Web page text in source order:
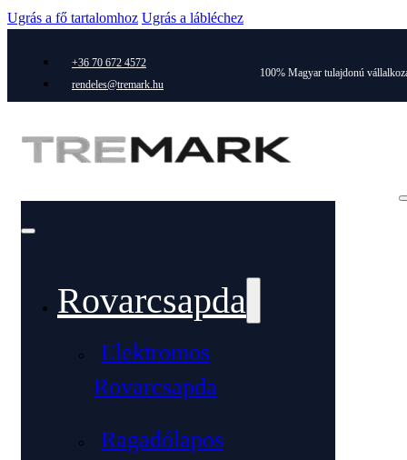
Ugrás a fő tartalomhoz Ugrás a lábléchez
+36 70 672 4572
rendeles@tremark.hu
100% Magyar tulajdonú
Rovarcsapda
Elektromos
Rovarcsapda
Ragadólapos